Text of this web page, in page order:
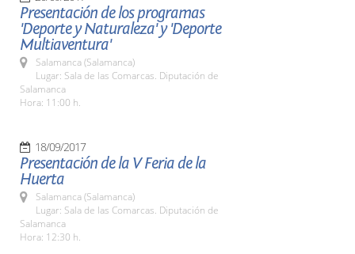
Presentación de los programas
'Deporte y Naturaleza' y 'Deporte
Multiaventura'
Salamanca (Salamanca)
Lugar: Sala de las Comarcas. Diputación de
Salamanca
Hora: 11:00 h.
18/09/2017
Presentación de la V Feria de la
Huerta
Salamanca (Salamanca)
Lugar: Sala de las Comarcas. Diputación de
Salamanca
Hora: 12:30 h.